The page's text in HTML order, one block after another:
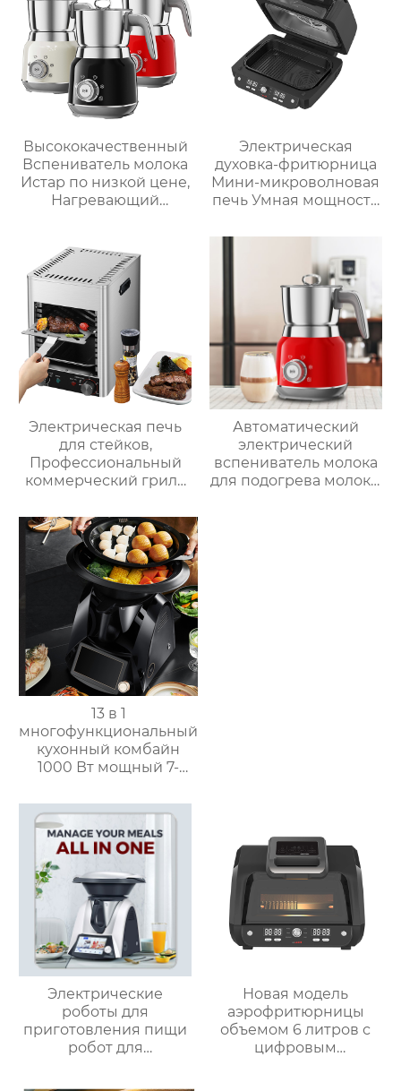
Высококачественный
Вспениватель молока
Истар по низкой цене,
Нагревающий
Вспениватель молока
Электрическая
духовка-фритюрница
Мини-микроволновая
печь Умная мощность
с умной плитой
серебристого цвета с
цифровым ЖК-
дисплеем объемом 6
литров двойной
Электрическая печь
для стейков,
Профессиональный
коммерческий гриль
столешнице, 10-
слойный гриль,
Постоянная
температура 800℃,
Нержавеющая сталь
Автоматический
электрический
вспениватель молока
для подогрева молока,
13 в 1
многофункциональный
кухонный комбайн
1000 Вт мощный 7-
кухонный комбайн
многофункциональный
кухонный комбайн
Электрические
роботы для
приготовления пищи
робот для
Новая модель
аэрофритюрницы
объемом 6 литров с
цифровым